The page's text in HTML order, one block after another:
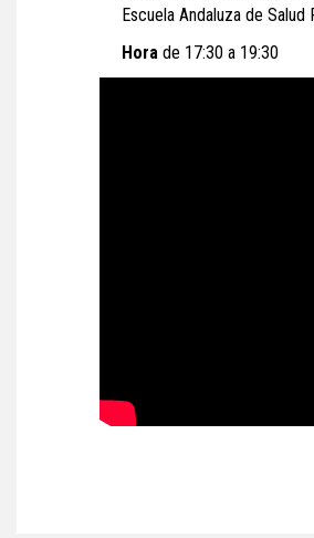
Escuela Andaluza de Salud
Hora de 17:30 a 19:30